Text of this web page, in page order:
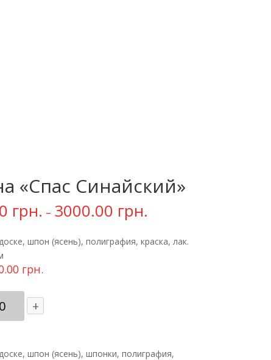
«Спас Синайский»
грн. – 3000.00 грн.
шпон (ясень), полиграфия, краска, лак.
грн.
+
шпон (ясень), шпонки, полиграфия,